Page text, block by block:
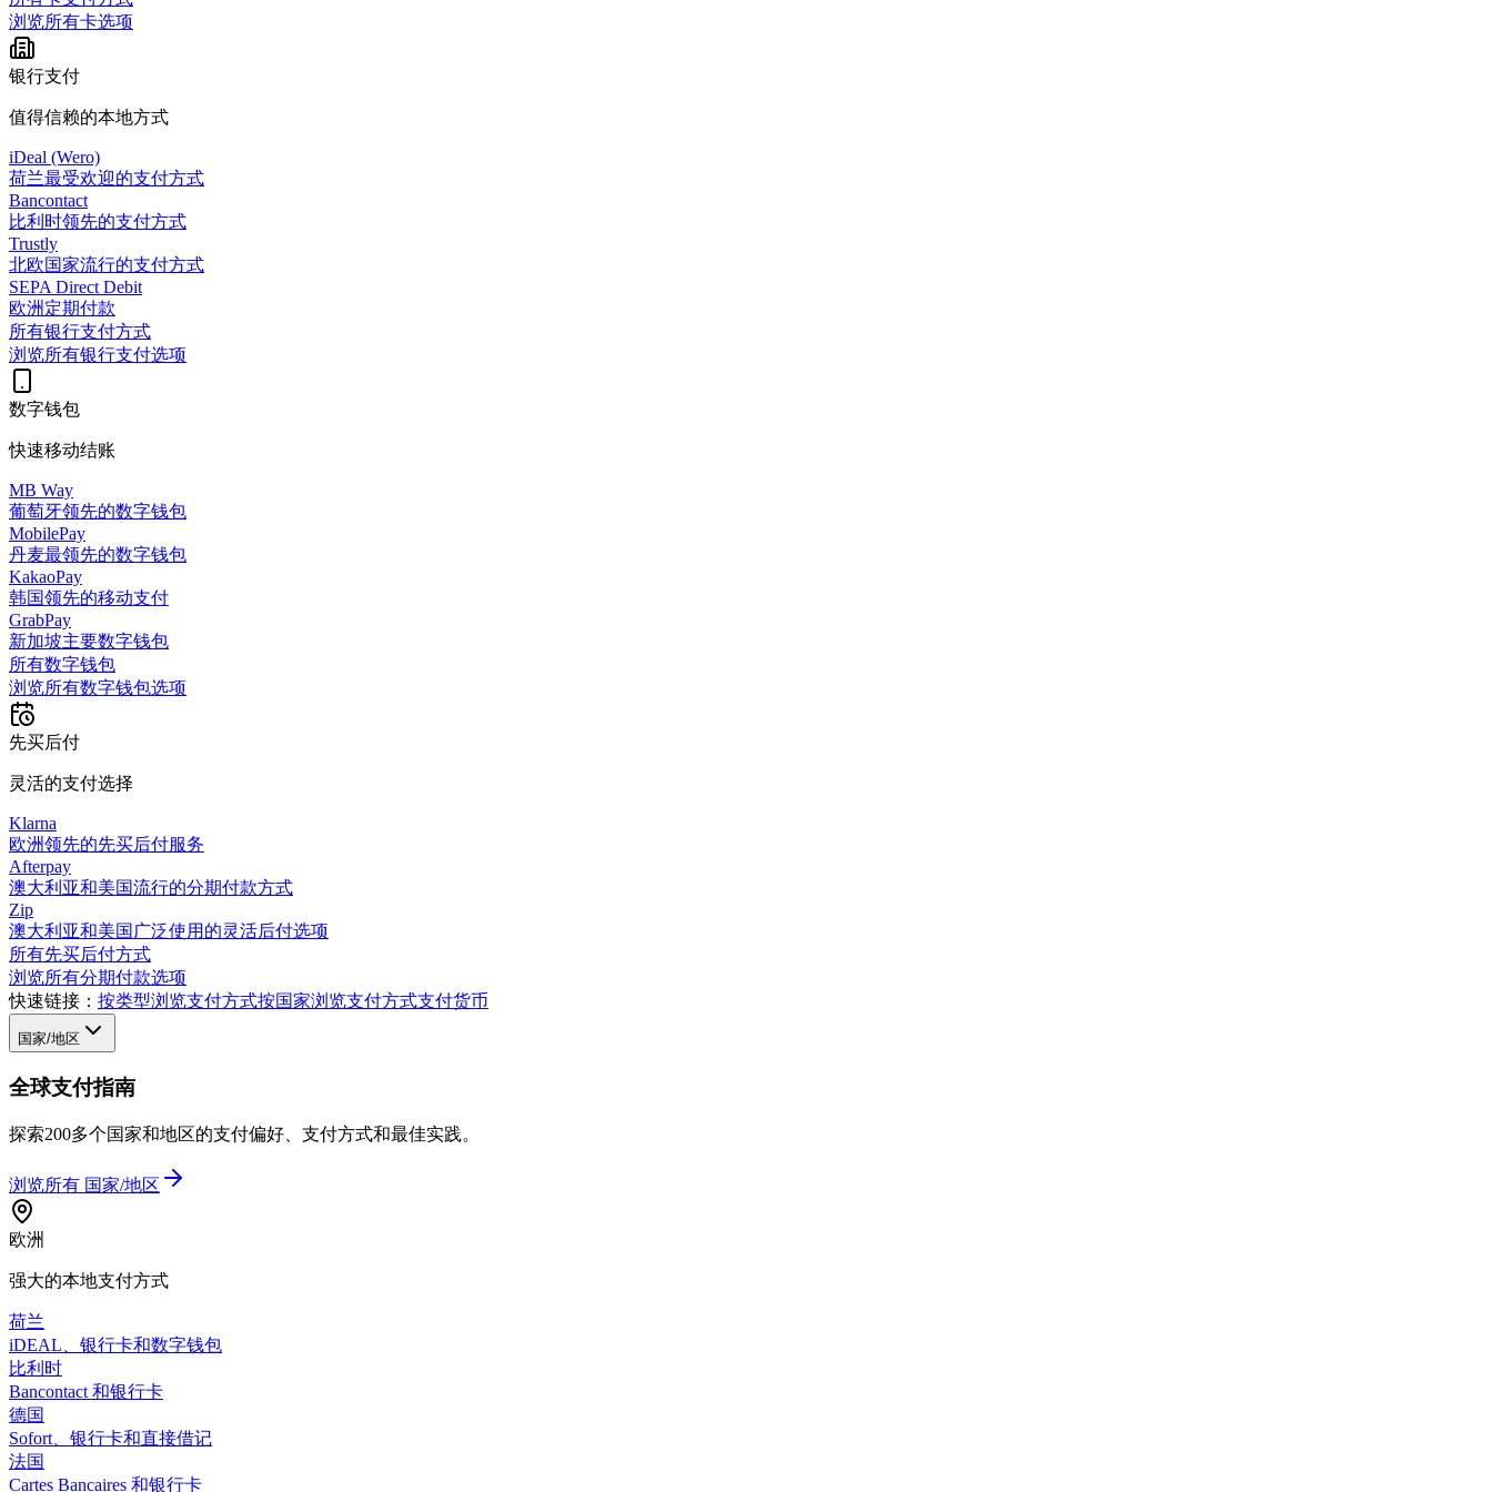
浏览所有卡选项
银行支付
值得信赖的本地方式
iDeal (Wero)
荷兰最受欢迎的支付方式
Bancontact
比利时领先的支付方式
Trustly
北欧国家流行的支付方式
SEPA Direct Debit
欧洲定期付款
所有银行支付方式
浏览所有银行支付选项
数字钱包
快速移动结账
MB Way
葡萄牙领先的数字钱包
MobilePay
丹麦最领先的数字钱包
KakaoPay
韩国领先的移动支付
GrabPay
新加坡主要数字钱包
所有数字钱包
浏览所有数字钱包选项
先买后付
灵活的支付选择
Klarna
欧洲领先的先买后付服务
Afterpay
澳大利亚和美国流行的分期付款方式
Zip
澳大利亚和美国广泛使用的灵活后付选项
所有先买后付方式
浏览所有分期付款选项
快速链接： 按类型浏览支付方式按国家浏览支付方式支付货币
国家/地区
全球支付指南
探索200多个国家和地区的支付偏好、支付方式和最佳实践。
浏览所有 国家/地区
欧洲
强大的本地支付方式
荷兰
iDEAL、银行卡和数字钱包
比利时
Bancontact 和银行卡
德国
Sofort、银行卡和直接借记
法国
Cartes Bancaires 和银行卡